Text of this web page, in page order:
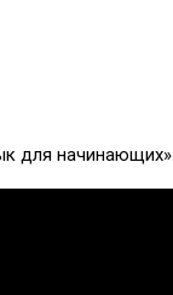
для начинающих».